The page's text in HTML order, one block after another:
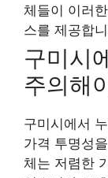
체들이 이러
스를 제공합
구미시
주의해
구미시에서
가격 투명성
체는 저렴한